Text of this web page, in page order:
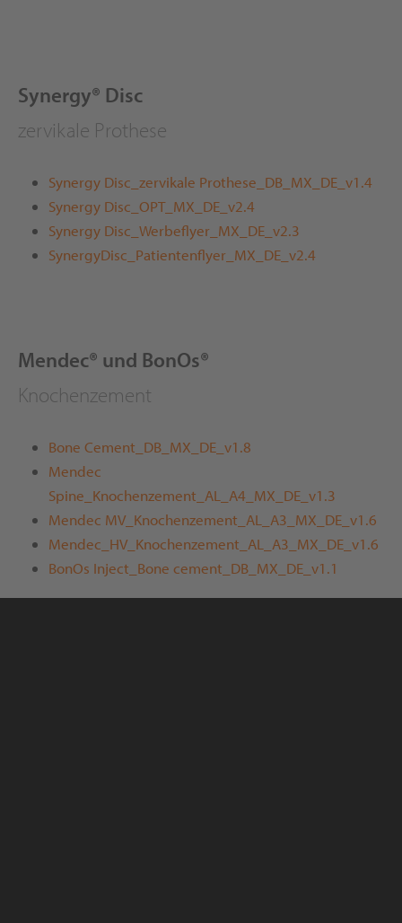
Synergy® Disc
zervikale Prothese
Synergy Disc_zervikale Prothese_DB_MX_DE_v1.4
Synergy Disc_OPT_MX_DE_v2.4
Synergy Disc_Werbeflyer_MX_DE_v2.3
SynergyDisc_Patientenflyer_MX_DE_v2.4
Mendec® und BonOs®
Knochenzement
Bone Cement_DB_MX_DE_v1.8
Mendec
Spine_Knochenzement_AL_A4_MX_DE_v1.3
Mendec MV_Knochenzement_AL_A3_MX_DE_v1.6
Mendec_HV_Knochenzement_AL_A3_MX_DE_v1.6
BonOs Inject_Bone cement_DB_MX_DE_v1.1